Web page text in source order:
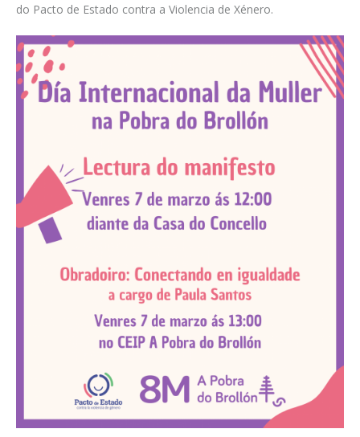
do Pacto de Estado contra a Violencia de Xénero.